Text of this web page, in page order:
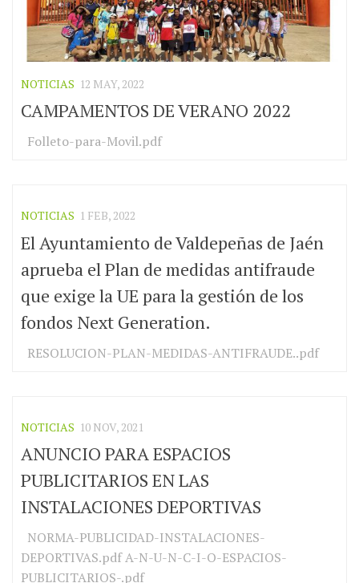
NOTICIAS 12 MAY, 2022
CAMPAMENTOS DE VERANO 2022
Folleto-para-Movil.pdf
NOTICIAS 1 FEB, 2022
El Ayuntamiento de Valdepeñas de Jaén
aprueba el Plan de medidas antifraude
que exige la UE para la gestión de los
fondos Next Generation.
RESOLUCION-PLAN-MEDIDAS-ANTIFRAUDE..pdf
NOTICIAS 10 NOV, 2021
ANUNCIO PARA ESPACIOS
PUBLICITARIOS EN LAS
INSTALACIONES DEPORTIVAS
NORMA-PUBLICIDAD-INSTALACIONES-
DEPORTIVAS.pdf A-N-U-N-C-I-O-ESPACIOS-
PUBLICITARIOS-.pdf